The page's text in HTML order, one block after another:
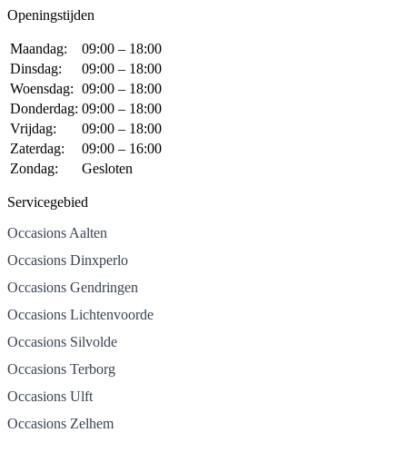
Openingstijden
Maandag:
09:00 – 18:00
Dinsdag:
09:00 – 18:00
Woensdag: 09:00 – 18:00
Donderdag: 09:00 – 18:00
Vrijdag:
09:00 – 18:00
Zaterdag:
09:00 – 16:00
Zondag:
Gesloten
Servicegebied
Occasions Aalten
Occasions Dinxperlo
Occasions Gendringen
Occasions Lichtenvoorde
Occasions Silvolde
Occasions Terborg
Occasions Ulft
Occasions Zelhem